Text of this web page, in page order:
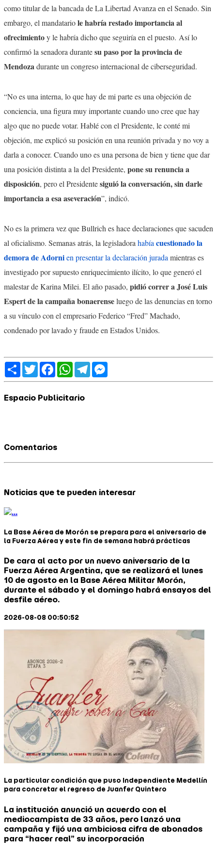
como titular de la bancada de La Libertad Avanza en el Senado. Sin
embargo, el mandatariole habría restado importancia al
ofrecimientoy le habría dicho que seguiría en el puesto. Así lo
confirmó la senadora durantesu paso por la provincia de
Mendozadurante un congreso internacional de ciberseguridad.
“No es una interna, lo que hay de mi parte es una objeción de
conciencia, una figura muy importante cuando uno cree que hay
algo que no puede votar. Hablé con el Presidente, le conté mi
objeción, me explicó su posición en una reunión privada y no voy a
darla a conocer. Cuando uno es una persona de bien y tiene que dar
una posición distinta a la del Presidente, pone su renuncia a
disposición, pero el Presidentesiguió la conversación, sin darle
importancia a esa aseveración”, indicó.
No es la primera vez que Bullrich es hace declaraciones que sacuden
al oficialismo. Semanas atrás, la legisladorahabíacuestionado la
demora de Adornien presentar la declaración juradamientras es
investigado por supuesto enriquecimiento ilícito, lo que generó el
malestar de Karina Milei. El año pasado, pidió correr a José Luis
Espert de la campaña bonaerenseluego de las denuncias en torno
a su vínculo con el empresario Federico “Fred” Machado,
condenado por lavado y fraude en Estados Unidos.
ShareTwitterFacebook
WhatsApp
Telegram
Espacio Publicitario
Comentarios
Noticias que te pueden interesar
La Base Aérea de Morón se prepara para el aniversario de
la Fuerza Aérea y este fin de semana habrá prácticas
De cara al acto por un nuevo aniversario de la
Fuerza Aérea Argentina, que se realizará el lunes
10 de agosto en la Base Aérea Militar Morón,
durante el sábado y el domingo habrá ensayos del
desfile aéreo.
2026-08-08 00:50:52
La particular condición que puso Independiente Medellín
para concretar el regreso de Juanfer Quintero
La institución anunció un acuerdo con el
mediocampista de 33 años, pero lanzó una
campaña y fijó una ambiciosa cifra de abonados
para “hacer real” su incorporación